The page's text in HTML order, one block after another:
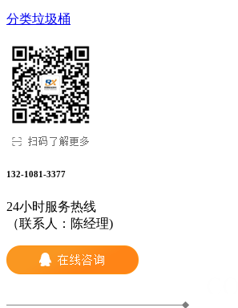
分类垃圾桶
132-1081-3377
24小时服务热线
（联系人：陈经理)